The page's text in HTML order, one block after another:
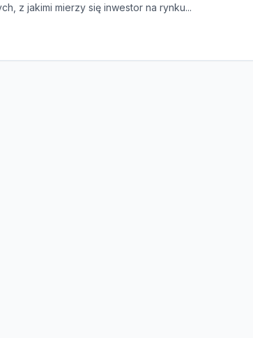
z jakimi mierzy się inwestor na rynku...